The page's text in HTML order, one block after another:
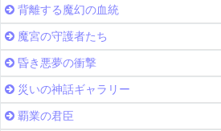
背離する魔幻の血統
魔宮の守護者たち
昏き悪夢の衝撃
災いの神話ギャラリー
覇業の君臣